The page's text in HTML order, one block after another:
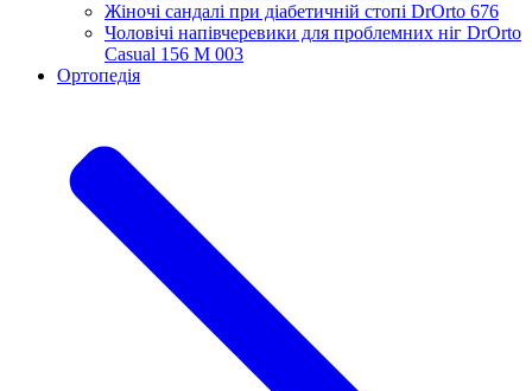
Жіночі сандалі при діабетичній стопі DrOrto 676
Чоловічі напівчеревики для проблемних ніг DrOrto
Casual 156 M 003
Ортопедія